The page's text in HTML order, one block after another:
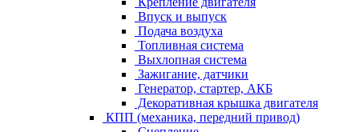
Впуск и выпуск
Подача воздуха
Топливная система
Выхлопная система
Зажигание, датчики
Генератор, стартер, АКБ
Декоративная крышка двигателя
КПП (механика, передний привод)